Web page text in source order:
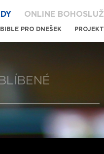
ONLINE
BIBLE PRO DNEŠEK